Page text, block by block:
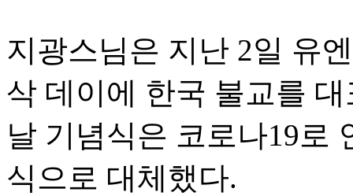
지광스님은 지난 2일 유
삭 데이에 한국 불교를
날 기념식은 코로나19로
식으로 대체했다.